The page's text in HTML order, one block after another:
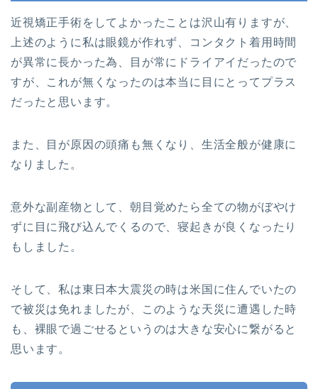
近視矯正手術をしてよかったことは沢山有りますが、
上述のように私は眼鏡が作れず、コンタクト着用時間
が異常に長かった為、目が常にドライアイだったので
すが、これが無くなったのは本当に目にとってプラス
だったと思います。
また、目が原因の頭痛も無くなり、生活全般が健康に
なりました。
意外な副産物として、朝目覚めたら全ての物がぼやけ
ずに目に飛び込んでくるので、寝起きが良くなったり
もしました。
そして、私は東日本大震災の時は米国に住んでいたの
で被災は免れましたが、このような天災に遭遇した時
も、裸眼で過ごせるというのは大きな安心に繋がると
思います。